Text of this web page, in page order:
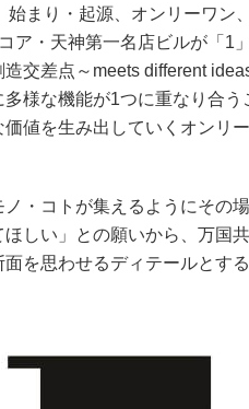
まり・起源、オンリーワン
ア・天神第一名店ビルが「1
交差点～meets different
多様な機能が1つに重なり合
値を生み出していくオンリ
・コトが集えるようにその
しい」との願いから、万国
を思わせるディテールとす